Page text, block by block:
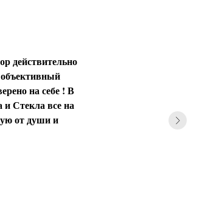
действительно
на себе ! В
и Стекла все на
от души и